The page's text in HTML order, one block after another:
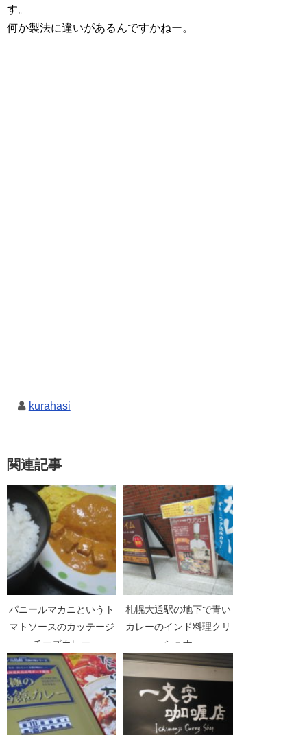
す。
何か製法に違いがあるんですかねー。
kurahasi
関連記事
パニールマカニというト
マトソースのカッテージ
チーズカレー
札幌大通駅の地下で青い
カレーのインド料理クリ
シュナ